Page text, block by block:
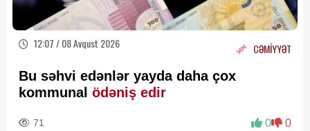
12:07 / 08 Avqust 2026 CƏMİYYƏT
Bu səhvi edənlər yayda daha çox
kommunal ödəniş edir
71 0 0